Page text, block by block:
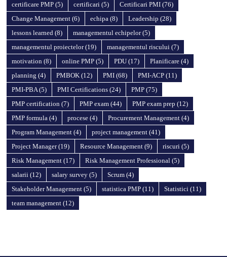
certificare PMP(5) certificari(5) Certificari PMI(76)
Change Management(6) echipa(8) Leadership (28)
lessons learned(8) managementul echipelor(5)
managementul proiectelor(19) managementul riscului(7)
motivation(8) online PMP(5) PDU(17) Planificare(4)
planning (4) PMBOK(12) PMI(68) PMI-ACP(11)
PMI-PBA(5) PMI Certifications(24) PMP(75)
PMP certification(7) PMP exam(44) PMP exam prep (12)
PMP formula(4) procese(4) Procurement Management(4)
Program Management(4) project management(41)
Project Manager(19) Resource Management(9) riscuri(5)
Risk Management(17) Risk Management Professional(5)
salarii(12) salary survey(5) Scrum(4)
Stakeholder Management(5) statistica PMP(11) Statistici(11)
team management(12)